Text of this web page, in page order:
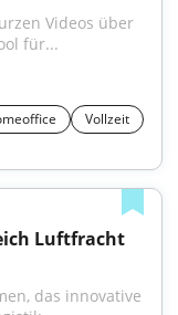
Videos über
für...
Vollzeit
Luftfracht
das innovative